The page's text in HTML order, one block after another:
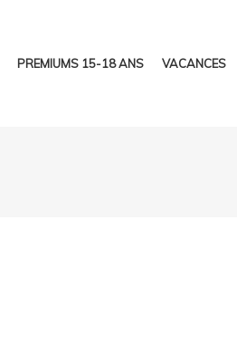
PREMIUMS 15-18 ANS VACANCES